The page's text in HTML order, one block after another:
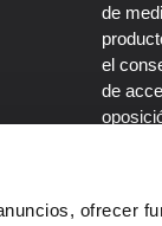
ofrecer
de
el
de
en la